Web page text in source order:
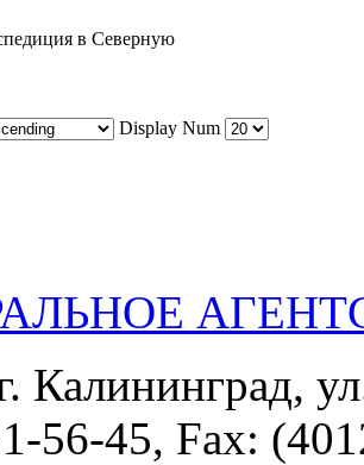
в Северную
Display Num
Калининград,
56-45, Fax: